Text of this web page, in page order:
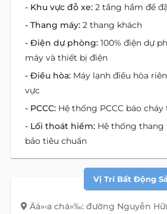
- Khu vực đỗ xe: 2 tầng hầm để
- Thang máy: 2 thang khách
- Điện dự phòng: 100% điện dự
máy và thiết bị điện
- Điều hòa: Máy lạnh điều hòa
vực
- PCCC: Hệ thống PCCC báo
- Lối thoát hiểm: Hệ thống
bảo tiêu chuẩn
Vị Trí Bất Động
Äá»‹a chá»‰: đường Nguyễn